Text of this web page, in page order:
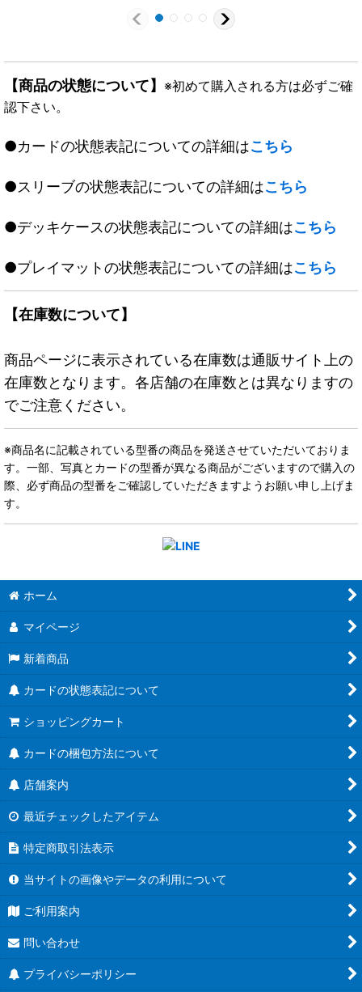
【商品の状態について】 ※初めて購入される方は必ずご確
認下さい。
●カードの状態表記についての詳細はこちら
●スリーブの状態表記についての詳細はこちら
●デッキケースの状態表記についての詳細はこちら
●プレイマットの状態表記についての詳細はこちら
【在庫数について】
商品ページに表示されている在庫数は通販サイト上の
在庫数となります。各店舗の在庫数とは異なりますの
でご注意ください。
※商品名に記載されている型番の商品を発送させていただいておりま
す。一部、写真とカードの型番が異なる商品がございますので購入の
際、必ず商品の型番をご確認していただきますようお願い申し上げま
す。
ホーム
マイページ
新着商品
カードの状態表記について
ショッピングカート
カードの梱包方法について
店舗案内
最近チェックしたアイテム
特定商取引法表示
当サイトの画像やデータの利用について
ご利用案内
問い合わせ
プライバシーポリシー